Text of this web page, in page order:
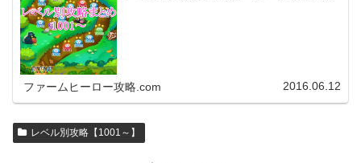
ファームヒーロー攻略.com 2016.06.12
レベル別攻略【1001～】